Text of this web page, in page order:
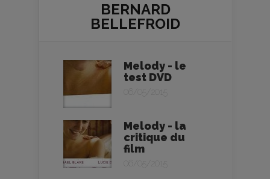
BERNARD
BELLEFROID
Melody - le
test DVD
06/05/2015
Melody - la
critique du
film
06/05/2015